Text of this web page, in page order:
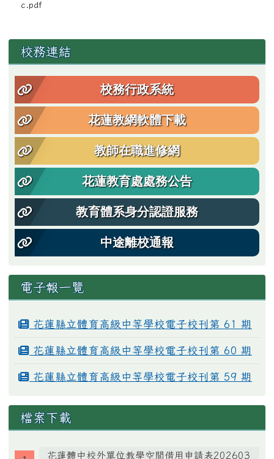
c.pdf
左邊區域內容
校務連結
校務行政系統
花蓮教網軟體下載
教師在職進修網
花蓮教育處處務公告
教育體系身分認證服務
中途離校通報
電子報一覽
花蓮縣立體育高級中等學校電子校刊第 61 期
花蓮縣立體育高級中等學校電子校刊第 60 期
花蓮縣立體育高級中等學校電子校刊第 59 期
檔案下載
花蓮體中校外單位教學空間借用申請表202603